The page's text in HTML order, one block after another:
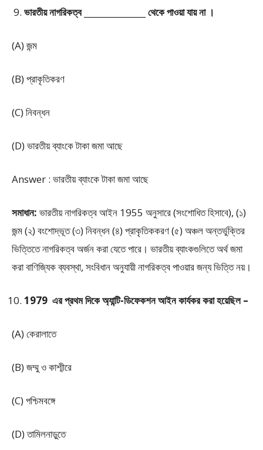
ভারতীয় নাগরিকত্ব _______________ থেকে পাওয়া যায় না ।
(A) জন্ম
(B) প্রাকৃতিকরণ
(C) নিবন্ধন
(D) ভারতীয় ব্যাংকে টাকা জমা আছে
Answer : ভারতীয় ব্যাংকে টাকা জমা আছে
সমাধান: ভারতীয় নাগরিকত্ব আইন 1955 অনুসারে (সংশোধিত হিসাবে), (১)
জন্ম (২) বংশোদ্ভূত (৩) নিবন্ধন (৪) প্রাকৃতিককরণ (৫) অঞ্চল অন্তর্ভুক্তির
ভিত্তিতে নাগরিকত্ব অর্জন করা যেতে পারে। ভারতীয় ব্যাংকগুলিতে অর্থ জমা
করা বাণিজ্যিক ব্যবস্থা, সংবিধান অনুযায়ী নাগরিকত্ব পাওয়ার জন্য ভিত্তি নয়।
1979 এর প্রথম দিকে অ্যান্টি-ডিফেকশন আইন কার্যকর করা হয়েছিল –
(A) কেরালাতে
(B) জম্মু ও কাশ্মীরে
(C) পশ্চিমবঙ্গে
(D) তামিলনাড়ুতে